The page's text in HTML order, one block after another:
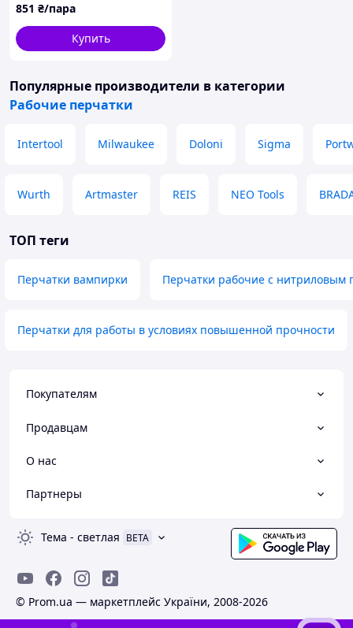
(6059109) 09/L
851 ₴/пара
Купить
Популярные производители в категории
Рабочие перчатки
Intertool Milwaukee Doloni Sigma
Wurth Artmaster REIS NEO Tools
ТОП теги
Перчатки вампирки Перчатки рабочие с нитриловым
Перчатки для работы в условиях повышенной прочности
Покупателям
Продавцам
О нас
Партнеры
Тема - светлая BETA
© Prom.ua — маркетплейс України, 2008-2026